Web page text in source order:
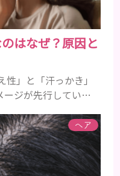
はなぜ？原因と
」と「汗っかき」
ジが先行している
あれば寒さを感じる
らず、手足などが凍っ
ことを指します。
冷たい」「布団をか
ヘア